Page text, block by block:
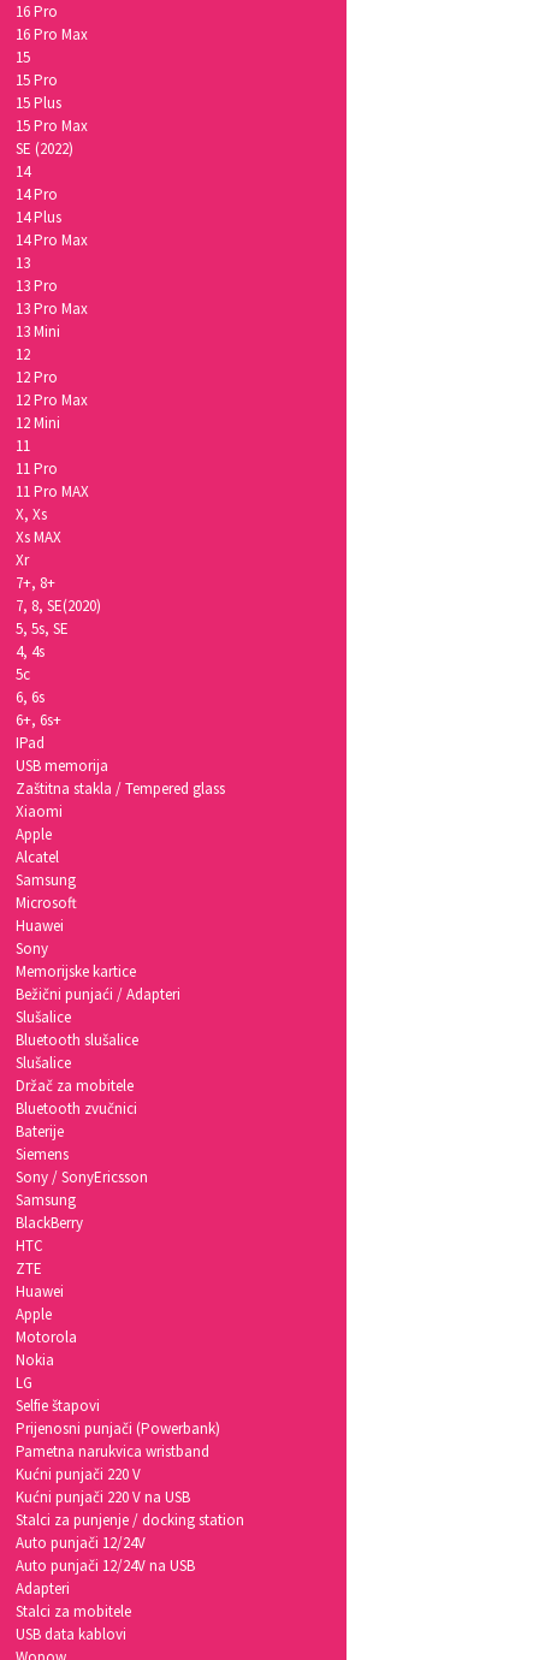
16 Pro
16 Pro Max
15
15 Pro
15 Plus
15 Pro Max
SE (2022)
14
14 Pro
14 Plus
14 Pro Max
13
13 Pro
13 Pro Max
13 Mini
12
12 Pro
12 Pro Max
12 Mini
11
11 Pro
11 Pro MAX
X, Xs
Xs MAX
Xr
7+, 8+
7, 8, SE(2020)
5, 5s, SE
4, 4s
5c
6, 6s
6+, 6s+
IPad
USB memorija
Zaštitna stakla / Tempered glass
Xiaomi
Apple
Alcatel
Samsung
Microsoft
Huawei
Sony
Memorijske kartice
Bežični punjaći / Adapteri
Slušalice
Bluetooth slušalice
Slušalice
Držač za mobitele
Bluetooth zvučnici
Baterije
Siemens
Sony / SonyEricsson
Samsung
BlackBerry
HTC
ZTE
Huawei
Apple
Motorola
Nokia
LG
Selfie štapovi
Prijenosni punjači (Powerbank)
Pametna narukvica wristband
Kućni punjači 220 V
Kućni punjači 220 V na USB
Stalci za punjenje / docking station
Auto punjači 12/24V
Auto punjači 12/24V na USB
Adapteri
Stalci za mobitele
USB data kablovi